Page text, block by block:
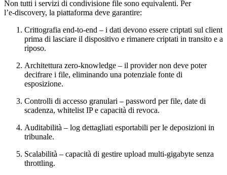
Non tutti i servizi di condivisione file sono equivalenti. Per
l’e‑discovery, la piattaforma deve garantire:
Crittografia end‑to‑end – i dati devono essere criptati sul client
prima di lasciare il dispositivo e rimanere criptati in transito e a
riposo.
Architettura zero‑knowledge – il provider non deve poter
decifrare i file, eliminando una potenziale fonte di
esposizione.
Controlli di accesso granulari – password per file, date di
scadenza, whitelist IP e capacità di revoca.
Auditabilità – log dettagliati esportabili per le deposizioni in
tribunale.
Scalabilità – capacità di gestire upload multi‑gigabyte senza
throttling.